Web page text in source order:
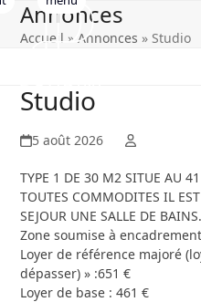
Skip
content
Open
mobile
Close
mobile
Annonces
Accueil »Annonces » Studio
Studio
5 août 2026
TYPE 1 DE 30 M2 SITUE AU
TOUTES COMMODITES IL
SEJOUR UNE SALLE DE BAINS.
Zone soumise à
Loyer de référence majoré
dépasser) » :651 €
Loyer de base : 461 €